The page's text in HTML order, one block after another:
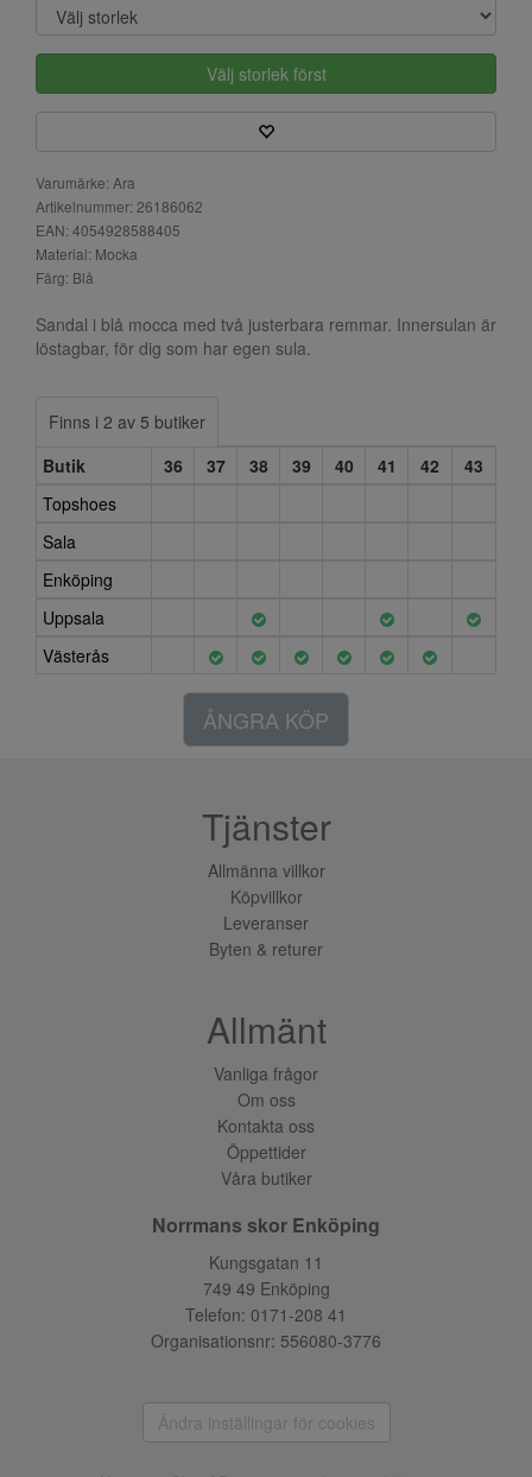
Välj storlek först
Varumärke: Ara
Artikelnummer: 26186062
EAN: 4054928588405
Material: Mocka
Färg: Blå
Sandal i blå mocca med två justerbara remmar. Innersulan är
löstagbar, för dig som har egen sula.
Finns i 2 av 5 butiker
Butik
36 37 38 39 40 41 42
43
Topshoes
Sala
Enköping
Uppsala
Västerås
ÅNGRA KÖP
Tjänster
Allmänna villkor
Köpvillkor
Leveranser
Byten & returer
Allmänt
Vanliga frågor
Om oss
Kontakta oss
Öppettider
Våra butiker
Norrmans skor Enköping
Kungsgatan 11
749 49 Enköping
Telefon: 0171-208 41
Organisationsnr: 556080-3776
Ändra inställingar för cookies